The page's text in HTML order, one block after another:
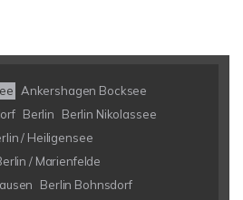
Ankershagen Bocksee
Berlin
Berlin Nikolassee
/ Heiligensee
/ Marienfelde
Berlin Bohnsdorf